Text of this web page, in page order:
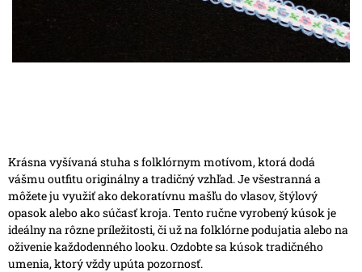
Krásna vyšívaná stuha s folklórnym motívom, ktorá dodá
vášmu outfitu originálny a tradičný vzhľad. Je všestranná a
môžete ju využiť ako dekoratívnu mašľu do vlasov, štýlový
opasok alebo ako súčasť kroja. Tento ručne vyrobený kúsok je
ideálny na rôzne príležitosti, či už na folklórne podujatia alebo na
oživenie každodenného looku. Ozdobte sa kúsok tradičného
umenia, ktorý vždy upúta pozornosť.